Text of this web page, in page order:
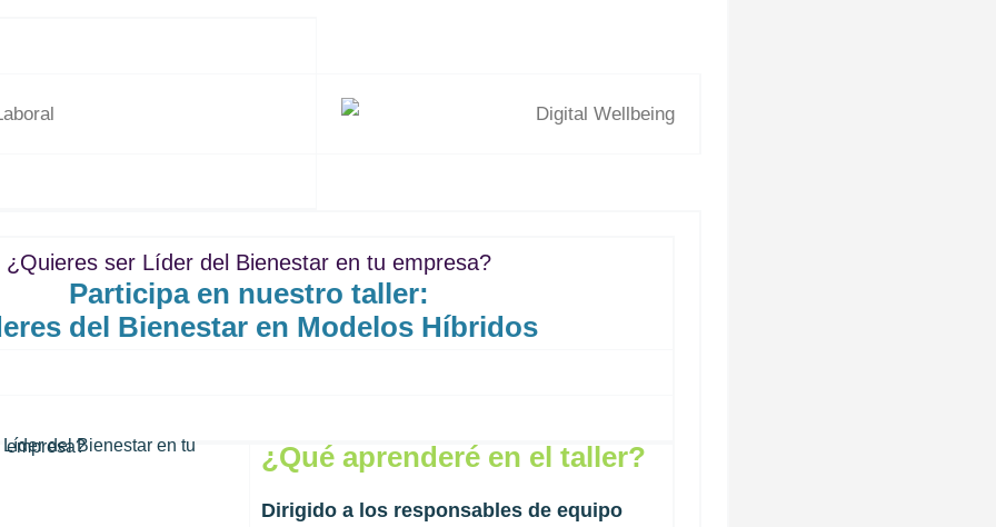
¿Quieres ser Líder del Bienestar en tu empresa?
Participa en nuestro taller:
del Bienestar en Modelos Híbridos
¿Qué aprenderé en el taller?
Dirigido a los responsables de equipo